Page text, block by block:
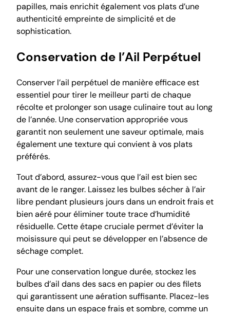
papilles, mais enrichit également vos plats d’une
authenticité empreinte de simplicité et de
sophistication.
Conservation de l’Ail Perpétuel
Conserver l’ail perpétuel de manière efficace est
essentiel pour tirer le meilleur parti de chaque
récolte et prolonger son usage culinaire tout au long
de l’année. Une conservation appropriée vous
garantit non seulement une saveur optimale, mais
également une texture qui convient à vos plats
préférés.
Tout d’abord, assurez-vous que l’ail est bien sec
avant de le ranger. Laissez les bulbes sécher à l’air
libre pendant plusieurs jours dans un endroit frais et
bien aéré pour éliminer toute trace d’humidité
résiduelle. Cette étape cruciale permet d’éviter la
moisissure qui peut se développer en l’absence de
séchage complet.
Pour une conservation longue durée, stockez les
bulbes d’ail dans des sacs en papier ou des filets
qui garantissent une aération suffisante. Placez-les
ensuite dans un espace frais et sombre, comme un